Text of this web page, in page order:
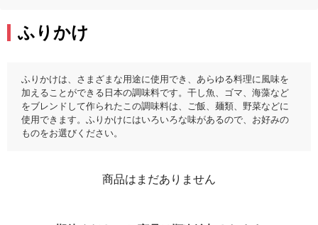
ふりかけ
ふりかけは、さまざまな用途に使用でき、あらゆる料理に風味を
加えることができる日本の調味料です。干し魚、ゴマ、海藻など
をブレンドして作られたこの調味料は、ご飯、麺類、野菜などに
使用できます。ふりかけにはいろいろな味があるので、お好みの
ものをお選びください。
商品はまだありません